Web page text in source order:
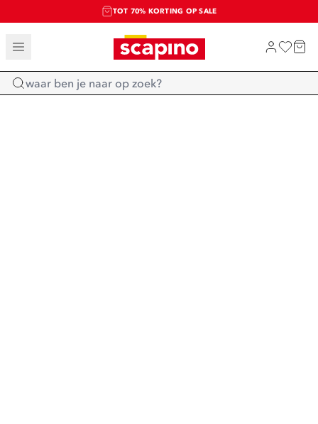
TOT 70% KORTING OP SALE
SALE: LAATSTE KANS!
SHOP NIEUW
Home